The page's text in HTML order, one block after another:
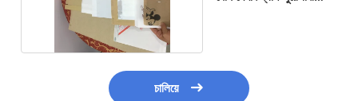
চালিয়ে